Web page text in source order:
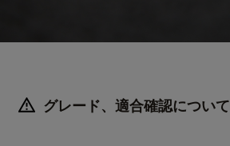
グレード、適合確認について